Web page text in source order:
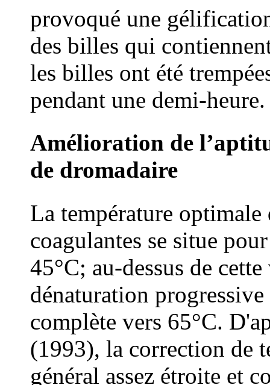
provoqué une
des billes qui
les billes ont été
pendant une demi-heure.
Amélioration de
de dromadaire
La température
coagulantes se situe
45°C; au-dessus de
dénaturation
complète vers 65°C.
(1993), la correction de
général assez étroite et